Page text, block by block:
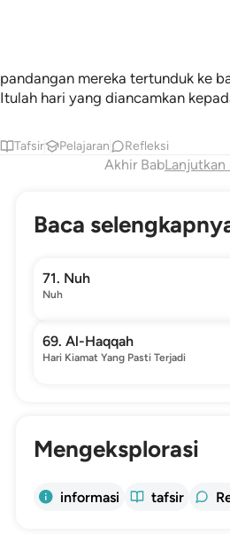
pandangan mereka tertunduk ke
Itulah hari yang diancamkan
Tafsir Pelajaran Refleksi
Akhir Bab
Baca
71. Nuh
Nuh
69. Al-Haqqah
Hari Kiamat Yang Pasti Terjadi
Mengeksplorasi
informasi tafsir